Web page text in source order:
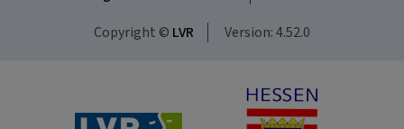
Copyright © LVR Version: 4.52.0